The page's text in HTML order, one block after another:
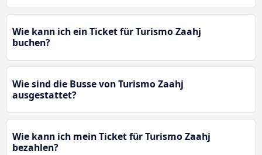
Wie kann ich ein Ticket für Turismo Zaahj
buchen?
Wie sind die Busse von Turismo Zaahj
ausgestattet?
Wie kann ich mein Ticket für Turismo Zaahj
bezahlen?